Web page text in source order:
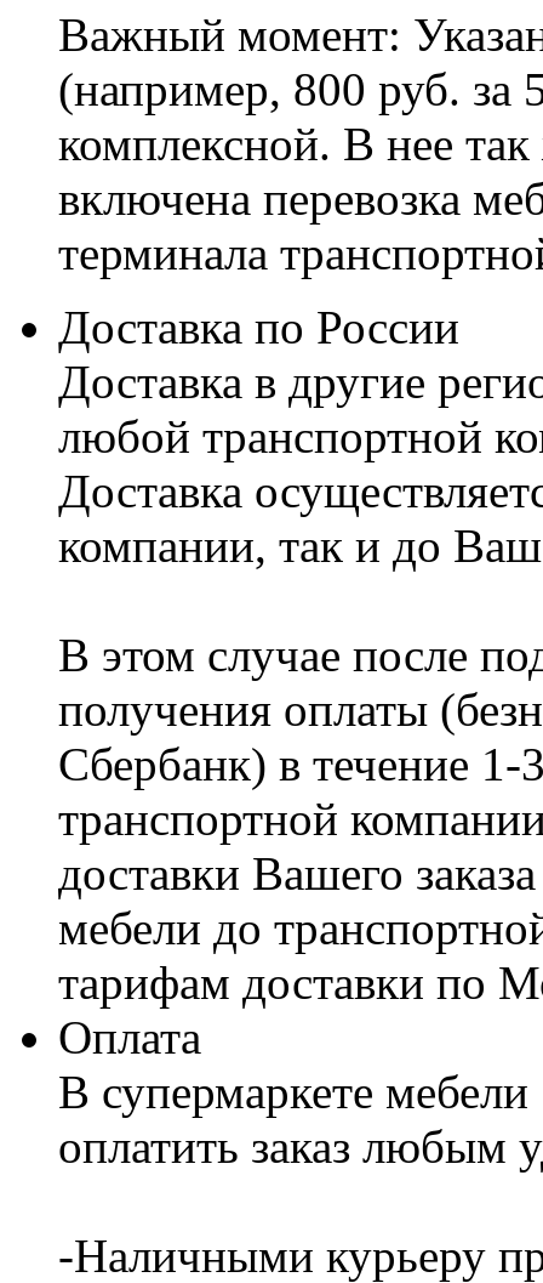
Важный момент:
(например, 800 руб. за
комплексной. В нее
включена перевозка
терминала
Доставка по России
Доставка в другие
любой транспортной
Доставка
компании, так и до
В этом случае после
получения оплаты
Сбербанк) в течение
транспортной
доставки Вашего
мебели до
тарифам доставки по
Оплата
В супермаркете
оплатить заказ любым
-Наличными курьеру